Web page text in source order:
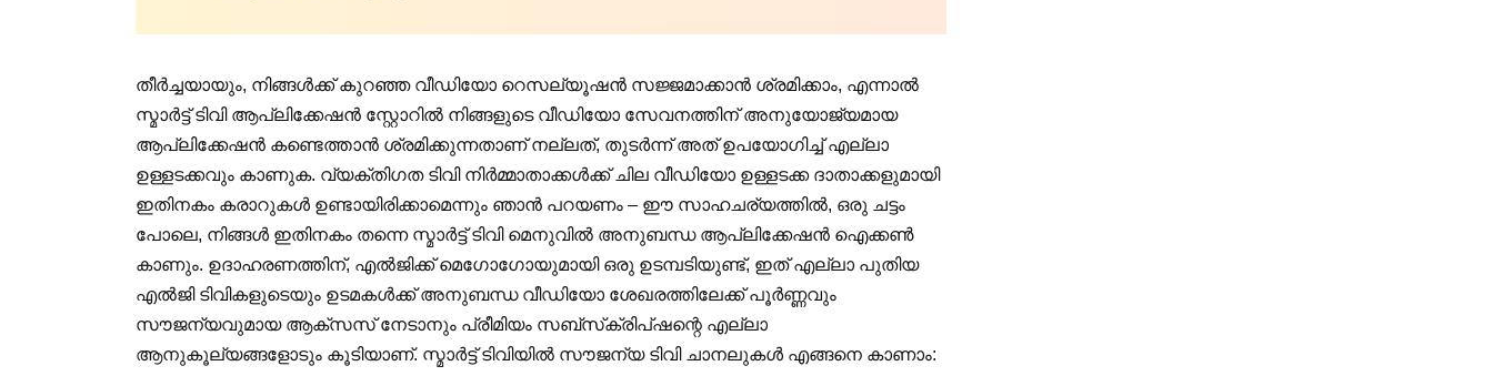
തീർച്ചയായും, നിങ്ങൾക്ക് കുറഞ്ഞ വീഡിയോ റെസല്യൂഷൻ സജ്ജമാക്കാൻ ശ്രമിക്കാം, എന്നാൽ
സ്മാർട്ട് ടിവി ആപ്ലിക്കേഷൻ സ്റ്റോറിൽ നിങ്ങളുടെ വീഡിയോ സേവനത്തിന് അനുയോജ്യമായ
ആപ്ലിക്കേഷൻ കണ്ടെത്താൻ ശ്രമിക്കുന്നതാണ് നല്ലത്, തുടർന്ന് അത് ഉപയോഗിച്ച് എല്ലാ
ഉള്ളടക്കവും കാണുക. വ്യക്തിഗത ടിവി നിർമ്മാതാക്കൾക്ക് ചില വീഡിയോ ഉള്ളടക്ക ദാതാക്കളുമായി
ഇതിനകം കരാറുകൾ ഉണ്ടായിരിക്കാമെന്നും ഞാൻ പറയണം – ഈ സാഹചര്യത്തിൽ, ഒരു ചട്ടം
പോലെ, നിങ്ങൾ ഇതിനകം തന്നെ സ്മാർട്ട് ടിവി മെനുവിൽ അനുബന്ധ ആപ്ലിക്കേഷൻ ഐക്കൺ
കാണും. ഉദാഹരണത്തിന്, എൽജിക്ക് മെഗോഗോയുമായി ഒരു ഉടമ്പടിയുണ്ട്, ഇത് എല്ലാ പുതിയ
എൽജി ടിവികളുടെയും ഉടമകൾക്ക് അനുബന്ധ വീഡിയോ ശേഖരത്തിലേക്ക് പൂർണ്ണവും
സൗജന്യവുമായ ആക്‌സസ് നേടാനും പ്രീമിയം സബ്‌സ്‌ക്രിപ്‌ഷന്റെ എല്ലാ
ആനുകൂല്യങ്ങളോടും കൂടിയാണ്. സ്മാർട്ട് ടിവിയിൽ സൗജന്യ ടിവി ചാനലുകൾ എങ്ങനെ കാണാം: